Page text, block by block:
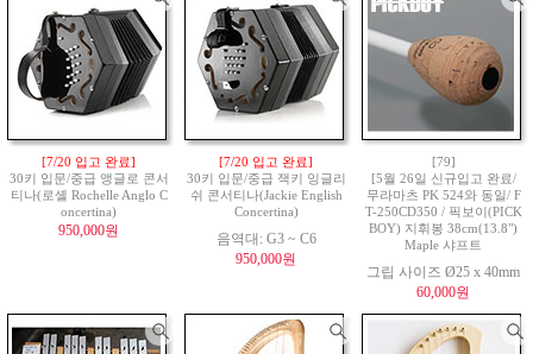
[7/20 입고 완료]
30키 입문/중급 앵글로 콘서
티나(로셸 Rochelle Anglo C
oncertina)
950,000원
[7/20 입고 완료]
30키 입문/중급 잭키 잉글리
쉬 콘서티나(Jackie English
Concertina)
음역대: G3 ~ C6
950,000원
[79]
[5월 26일 신규입고 완료/
무라마츠 PK 524와 동일/ F
T-250CD350 / 픽보이(PICK
BOY) 지휘봉 38cm(13.8")
Maple 샤프트
그립 사이즈 Ø25 x 40mm
60,000원